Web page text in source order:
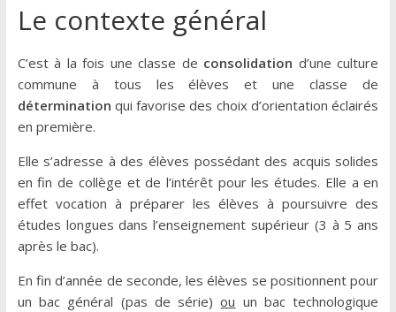
Le contexte général
C’est à la fois une classe de consolidation d’une culture
commune à tous les élèves et une classe de
détermination qui favorise des choix d’orientation éclairés
en première.
Elle s’adresse à des élèves possédant des acquis solides
en fin de collège et de l’intérêt pour les études. Elle a en
effet vocation à préparer les élèves à poursuivre des
études longues dans l’enseignement supérieur (3 à 5 ans
après le bac).
En fin d’année de seconde, les élèves se positionnent pour
un bac général (pas de série)ou un bac technologique